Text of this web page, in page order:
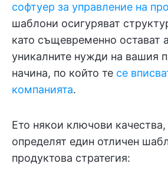
софтуер за управление на
шаблони осигуряват
като същевременно остават
уникалните нужди на вашия
начина, по който те се
компанията.
Ето някои ключови качества,
определят един отличен
продуктова стратегия: